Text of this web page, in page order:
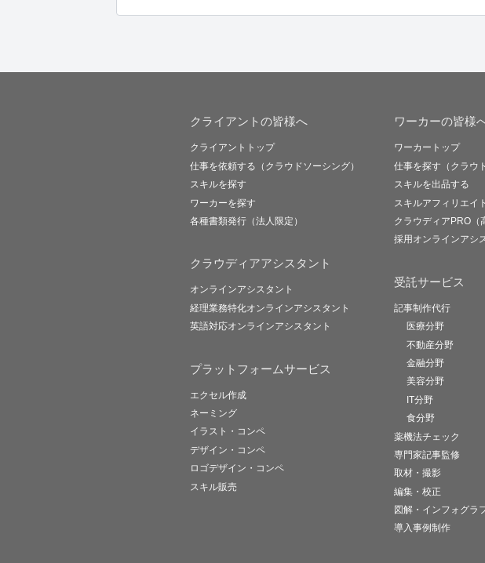
クライアントの皆様へ
クライアントトップ
仕事を依頼する（クラウドソーシング）
スキルを探す
ワーカーを探す
各種書類発行（法人限定）
クラウディアアシスタント
オンラインアシスタント
経理業務特化オンラインアシスタント
英語対応オンラインアシスタント
プラットフォームサービス
エクセル作成
ネーミング
イラスト・コンペ
デザイン・コンペ
ロゴデザイン・コンペ
スキル販売
ワーカーの皆様
ワーカートップ
仕事を探す（クラウ
スキルを出品する
スキルアフィリエイ
クラウディアPRO（
採用オンラインアシ
受託サービス
記事制作代行
医療分野
不動産分野
金融分野
美容分野
IT分野
食分野
薬機法チェック
専門家記事監修
取材・撮影
編集・校正
図解・インフォグラ
導入事例制作